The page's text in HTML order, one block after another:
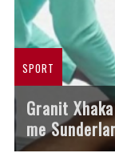
SPORT
Granit
me